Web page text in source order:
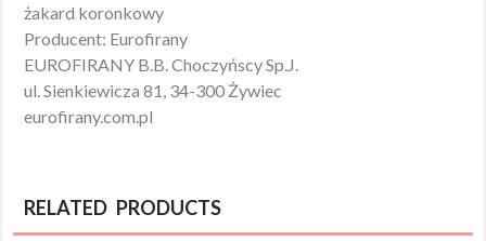
żakard koronkowy
Producent: Eurofirany
EUROFIRANY B.B. Choczyńscy Sp.J.
ul. Sienkiewicza 81, 34-300 Żywiec
eurofirany.com.pl
RELATED PRODUCTS